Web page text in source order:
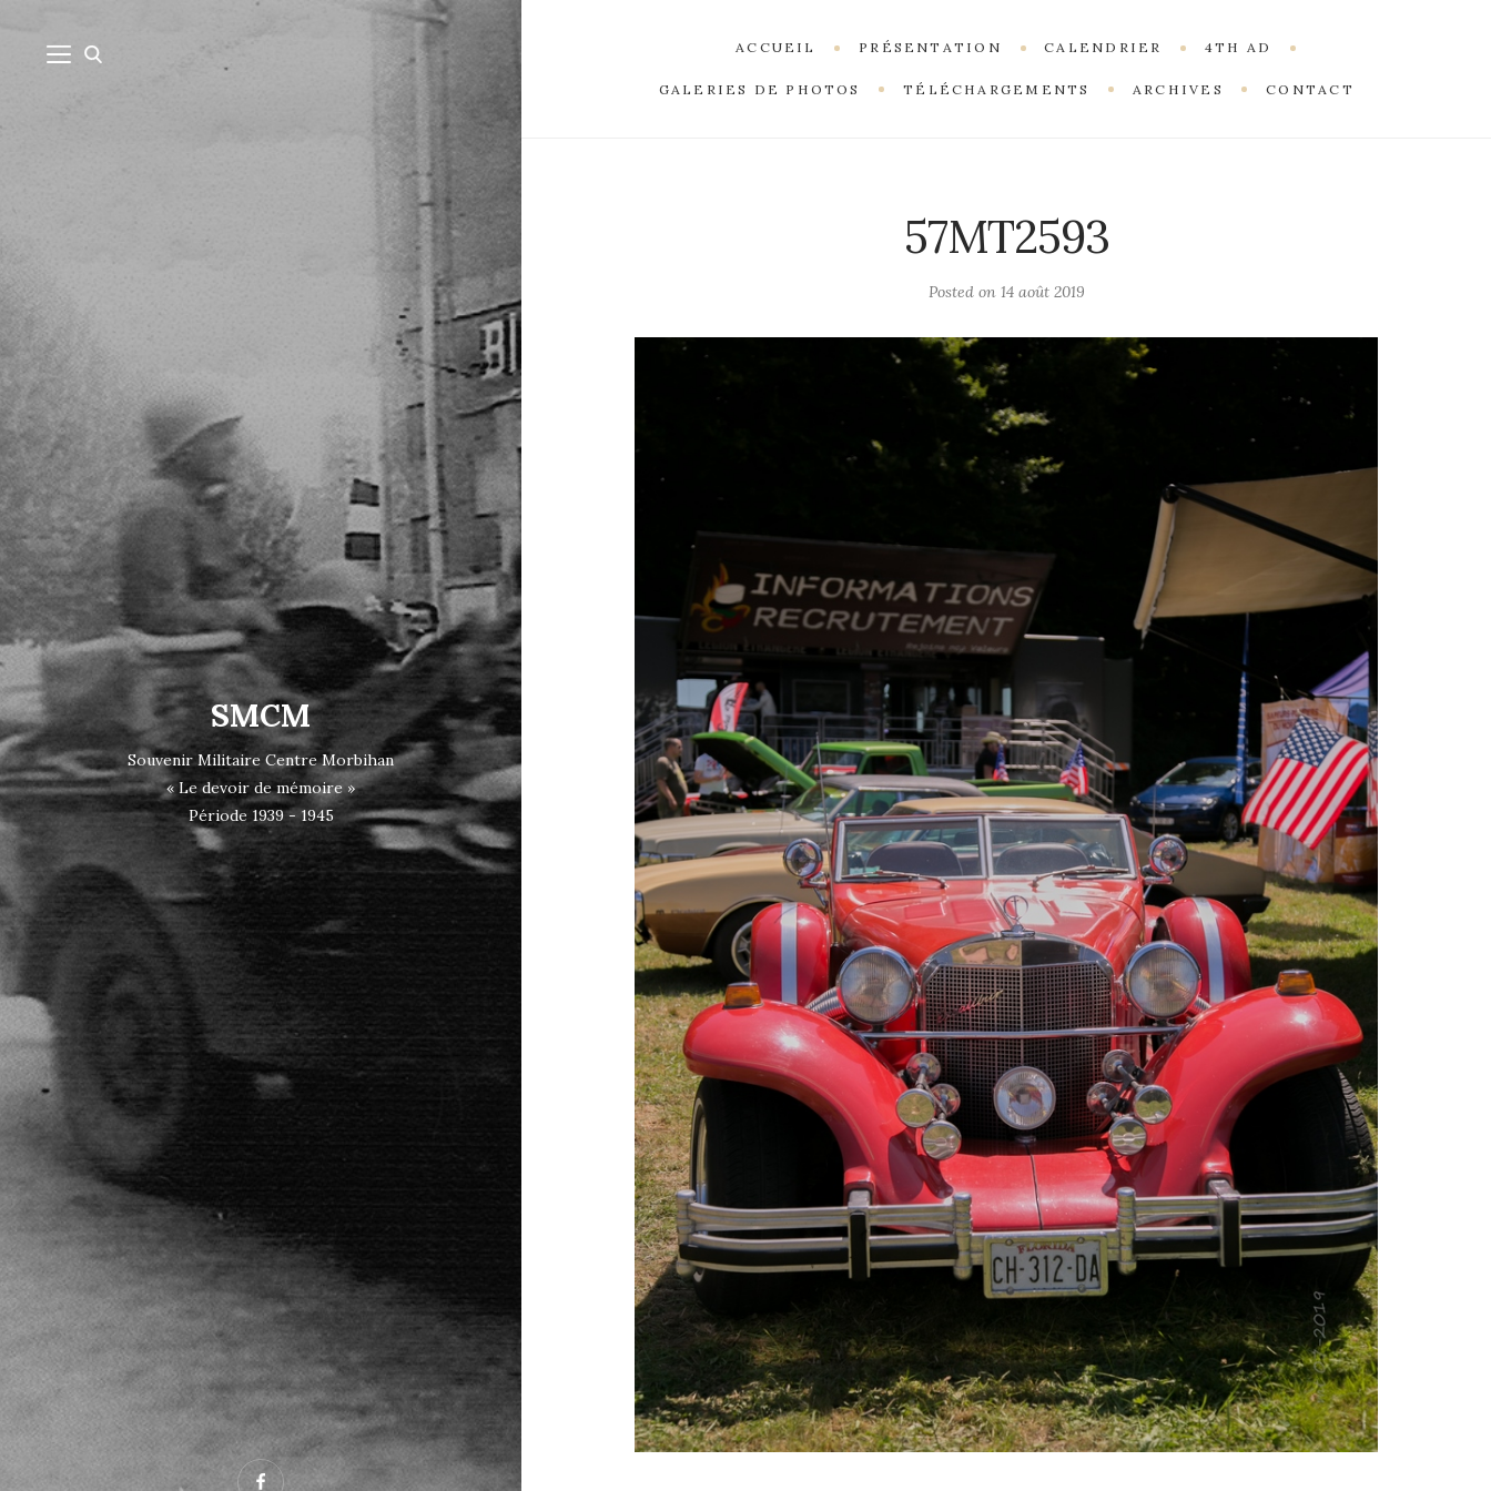
SMCM
Souvenir Militaire Centre Morbihan
« Le devoir de mémoire »
Période 1939 - 1945
ACCUEIL PRÉSENTATION CALENDRIER 4TH AD
GALERIES DE PHOTOS TÉLÉCHARGEMENTS ARCHIVES CONTACT
57MT2593
Posted on 14 août 2019